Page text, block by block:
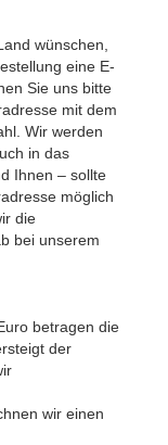
wünschen,
eine E-
Sie uns bitte
mit dem
Wir werden
in das
Ihnen – sollte
möglich
die
bei unserem
betragen die
der
wir einen